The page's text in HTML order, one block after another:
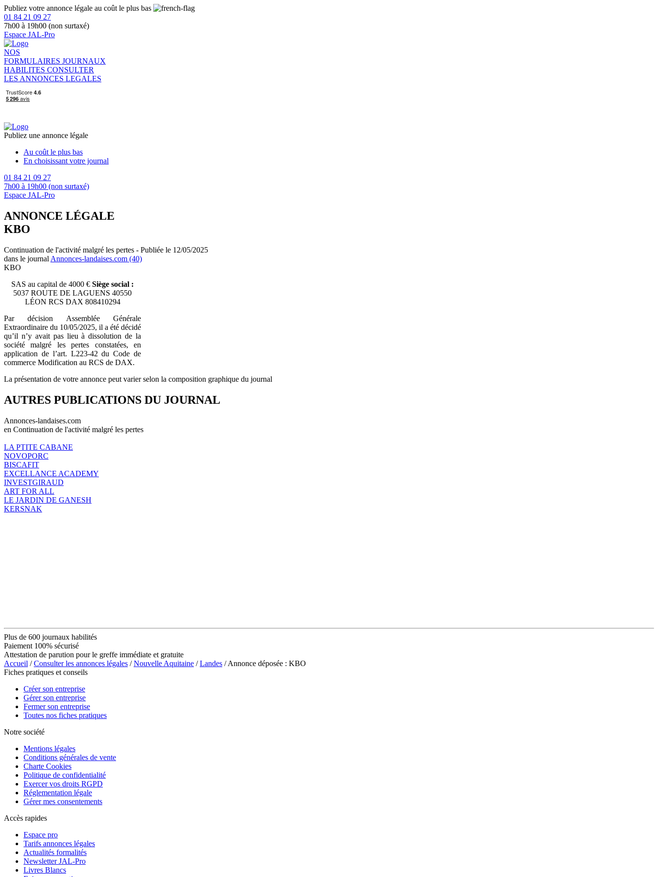
Publiez votre annonce légale au coût le plus bas
01 84 21 09 27
7h00 à 19h00 (non surtaxé)
Espace JAL-Pro
NOS
FORMULAIRES JOURNAUX
HABILITES CONSULTER
LES ANNONCES LEGALES
Publiez une annonce légale
Au coût le plus bas
En choisissant votre journal
01 84 21 09 27
7h00 à 19h00 (non surtaxé)
Espace JAL-Pro
ANNONCE LÉGALE
KBO
Continuation de l'activité malgré les pertes - Publiée le 12/05/2025
dans le journal Annonces-landaises.com (40)
KBO
SAS au capital de 4000 € Siège social :
5037 ROUTE DE LAGUENS 40550
LÉON RCS DAX 808410294
Par décision Assemblée Générale
Extraordinaire du 10/05/2025, il a été décidé
qu’il n’y avait pas lieu à dissolution de la
société malgré les pertes constatées, en
application de l’art. L223-42 du Code de
commerce Modification au RCS de DAX.
La présentation de votre annonce peut varier selon la composition graphique du journal
AUTRES PUBLICATIONS DU JOURNAL
Annonces-landaises.com
en Continuation de l'activité malgré les pertes
LA PTITE CABANE
NOVOPORC
BISCAFIT
EXCELLANCE ACADEMY
INVESTGIRAUD
ART FOR ALL
LE JARDIN DE GANESH
KERSNAK
Plus de 600 journaux habilités
Paiement 100% sécurisé
Attestation de parution pour le greffe immédiate et gratuite
Accueil /Consulter les annonces légales /Nouvelle Aquitaine /Landes / Annonce déposée : KBO
Fiches pratiques et conseils
Créer son entreprise
Gérer son entreprise
Fermer son entreprise
Toutes nos fiches pratiques
Notre société
Mentions légales
Conditions générales de vente
Charte Cookies
Politique de confidentialité
Exercer vos droits RGPD
Réglementation légale
Gérer mes consentements
Accès rapides
Espace pro
Tarifs annonces légales
Actualités formalités
Newsletter JAL-Pro
Livres Blancs